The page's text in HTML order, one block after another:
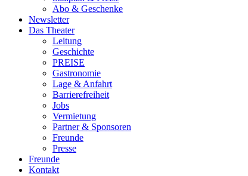
Abo & Geschenke
Newsletter
Das Theater
Leitung
Geschichte
PREISE
Gastronomie
Lage & Anfahrt
Barrierefreiheit
Jobs
Vermietung
Partner & Sponsoren
Freunde
Presse
Freunde
Kontakt